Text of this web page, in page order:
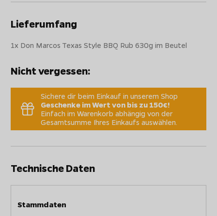
Lieferumfang
1x Don Marcos Texas Style BBQ Rub 630g im Beutel
Nicht vergessen:
Sichere dir beim Einkauf in unserem Shop
Geschenke im Wert von bis zu 150€!
Einfach im Warenkorb abhängig von der
Gesamtsumme Ihres Einkaufs auswählen.
Technische Daten
Stammdaten